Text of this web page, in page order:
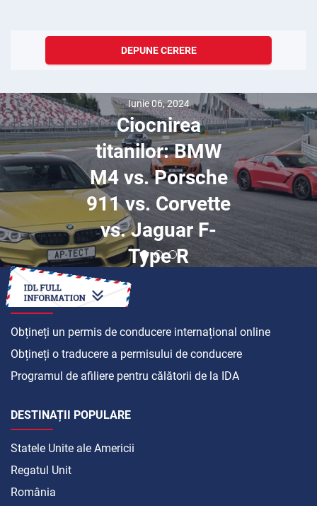
DEPUNE CERERE
Iunie 06, 2024
Ciocnirea
titanilor: BMW
M4 vs. Porsche
911 vs. Corvette
vs. Jaguar F-
Type R
CUM SĂ
Obțineți un permis de conducere internațional online
Obțineți o traducere a permisului de conducere
Programul de afiliere pentru călătorii de la IDA
DESTINAȚII POPULARE
Statele Unite ale Americii
Regatul Unit
România